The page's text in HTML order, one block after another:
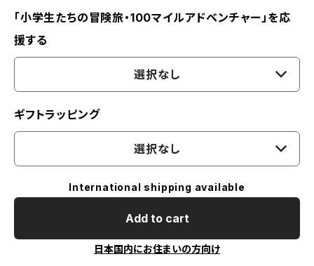
「小学生たちの冒険旅・100マイルアドベンチャー」を応
援する
選択なし
ギフトラッピング
選択なし
International shipping available
Add to cart
日本国内にお住まいの方向け